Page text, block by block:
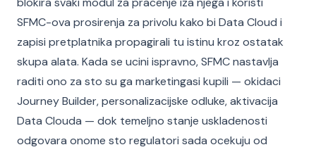
SFMC-ova prosirenja za privolu kako bi Data Cloud i
zapisi pretplatnika propagirali tu istinu kroz ostatak
skupa alata. Kada se ucini ispravno, SFMC nastavlja
raditi ono za sto su ga marketingasi kupili — okidaci
Journey Builder, personalizacijske odluke, aktivacija
Data Clouda — dok temeljno stanje uskladenosti
odgovara onome sto regulatori sada ocekuju od